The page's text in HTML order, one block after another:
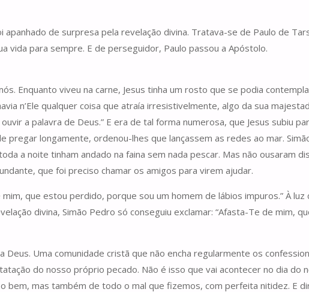
de surpresa pela revelação divina. Tratava-se de Paulo de
vida para sempre. E de perseguidor, Paulo passou a Apóstolo.
Enquanto viveu na carne, Jesus tinha um rosto que se podia
n’Ele qualquer coisa que atraía irresistivelmente, algo da sua
a palavra de Deus.” E era de tal forma numerosa, que Jesus subiu
longamente, ordenou-lhes que lançassem as redes ao mar.
a noite tinham andado na faina sem nada pescar. Mas não ousaram
que foi preciso chamar os amigos para virem ajudar.
que estou perdido, porque sou um homem de lábios impuros.” À
divina, Simão Pedro só conseguiu exclamar: “Afasta-Te de mim,
Uma comunidade cristã que não encha regularmente os
do nosso próprio pecado. Não é isso que vai acontecer no dia do
mas também de todo o mal que fizemos, com perfeita nitidez. E